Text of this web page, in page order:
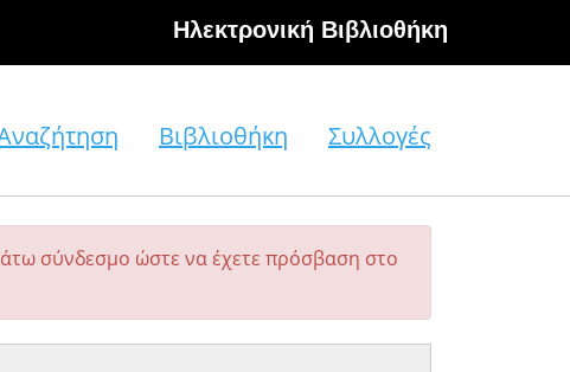
Hλεκτρονική Βιβλιοθήκη
Βιβλιοθήκη Συλλογές
σύνδεσμο ώστε να έχετε πρόσβαση στο